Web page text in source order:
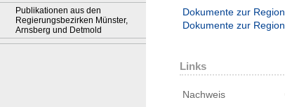
Publikationen aus den
Regierungsbezirken Münster,
Arnsberg und Detmold
Dokumente zur Region
Dokumente zur Region
Links
Nachweis